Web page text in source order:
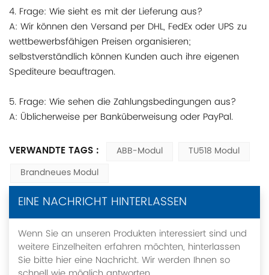
4. Frage: Wie sieht es mit der Lieferung aus?
A: Wir können den Versand per DHL, FedEx oder UPS zu
wettbewerbsfähigen Preisen organisieren;
selbstverständlich können Kunden auch ihre eigenen
Spediteure beauftragen.
5. Frage: Wie sehen die Zahlungsbedingungen aus?
A: Üblicherweise per Banküberweisung oder PayPal.
VERWANDTE TAGS : ABB-Modul
TU518 Modul
Brandneues Modul
EINE NACHRICHT HINTERLASSEN
Wenn Sie an unseren Produkten interessiert sind und
weitere Einzelheiten erfahren möchten, hinterlassen
Sie bitte hier eine Nachricht. Wir werden Ihnen so